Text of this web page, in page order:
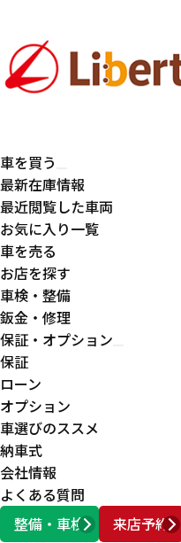
車を買う
最新在庫情報
最近閲覧した車両
お気に入り一覧
車を売る
お店を探す
車検・整備
鈑金・修理
保証・オプション
保証
ローン
オプション
車選びのススメ
納車式
会社情報
よくある質問
整備・車検
来店予約
営業時間 AM10:00 ～ PM6:00